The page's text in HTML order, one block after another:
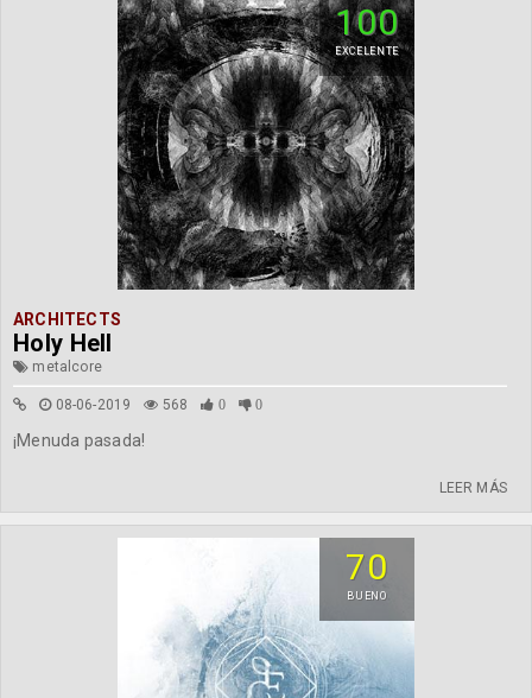
100
EXCELENTE
ARCHITECTS
Holy Hell
metalcore
08-06-2019 568 0 0
¡Menuda pasada!
LEER MÁS
70
BUENO